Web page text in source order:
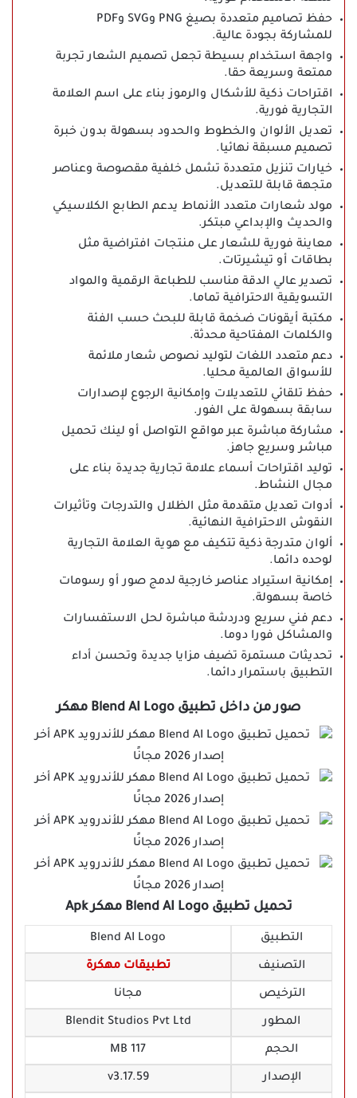
حفظ تصاميم متعددة بصيغ PNG وSVG وPDF
للمشاركة بجودة عالية.
واجهة استخدام بسيطة تجعل تصميم الشعار تجربة
ممتعة وسريعة حقا.
اقتراحات ذكية للأشكال والرموز بناء على اسم العلامة
التجارية فورية.
تعديل الألوان والخطوط والحدود بسهولة بدون خبرة
تصميم مسبقة نهائيا.
خيارات تنزيل متعددة تشمل خلفية مقصوصة وعناصر
متجهة قابلة للتعديل.
مولد شعارات متعدد الأنماط يدعم الطابع الكلاسيكي
والحديث والإبداعي مبتكر.
معاينة فورية للشعار على منتجات افتراضية مثل
بطاقات أو تيشيرتات.
تصدير عالي الدقة مناسب للطباعة الرقمية والمواد
التسويقية الاحترافية تماما.
مكتبة أيقونات ضخمة قابلة للبحث حسب الفئة
والكلمات المفتاحية محدثة.
دعم متعدد اللغات لتوليد نصوص شعار ملائمة
للأسواق العالمية محليا.
حفظ تلقائي للتعديلات وإمكانية الرجوع لإصدارات
سابقة بسهولة على الفور.
مشاركة مباشرة عبر مواقع التواصل أو لينك تحميل
مباشر وسريع جاهز.
توليد اقتراحات أسماء علامة تجارية جديدة بناء على
مجال النشاط.
أدوات تعديل متقدمة مثل الظلال والتدرجات وتأثيرات
النقوش الاحترافية النهائية.
ألوان متدرجة ذكية تتكيف مع هوية العلامة التجارية
لوحده دائما.
إمكانية استيراد عناصر خارجية لدمج صور أو رسومات
خاصة بسهولة.
دعم فني سريع ودردشة مباشرة لحل الاستفسارات
والمشاكل فورا دوما.
تحديثات مستمرة تضيف مزايا جديدة وتحسن أداء
التطبيق باستمرار دائما.
صور من داخل تطبيق Blend AI Logo مهكر
تحميل تطبيق Blend AI Logo مهكر Apk
التطبيق Blend AI Logo
التصنيف تطبيقات مهكرة
الترخيص مجانا
المطور Blendit Studios Pvt Ltd
الحجم 117 MB
الإصدار v3.17.59